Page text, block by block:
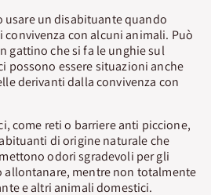
un disabituante quando
con alcuni animali. Può
gattino che si fa le unghie sul
possono essere situazioni anche
derivanti dalla convivenza con
come reti o barriere anti piccione,
di origine naturale che
odori sgradevoli per gli
allontanare, mentre non totalmente
e altri animali domestici.